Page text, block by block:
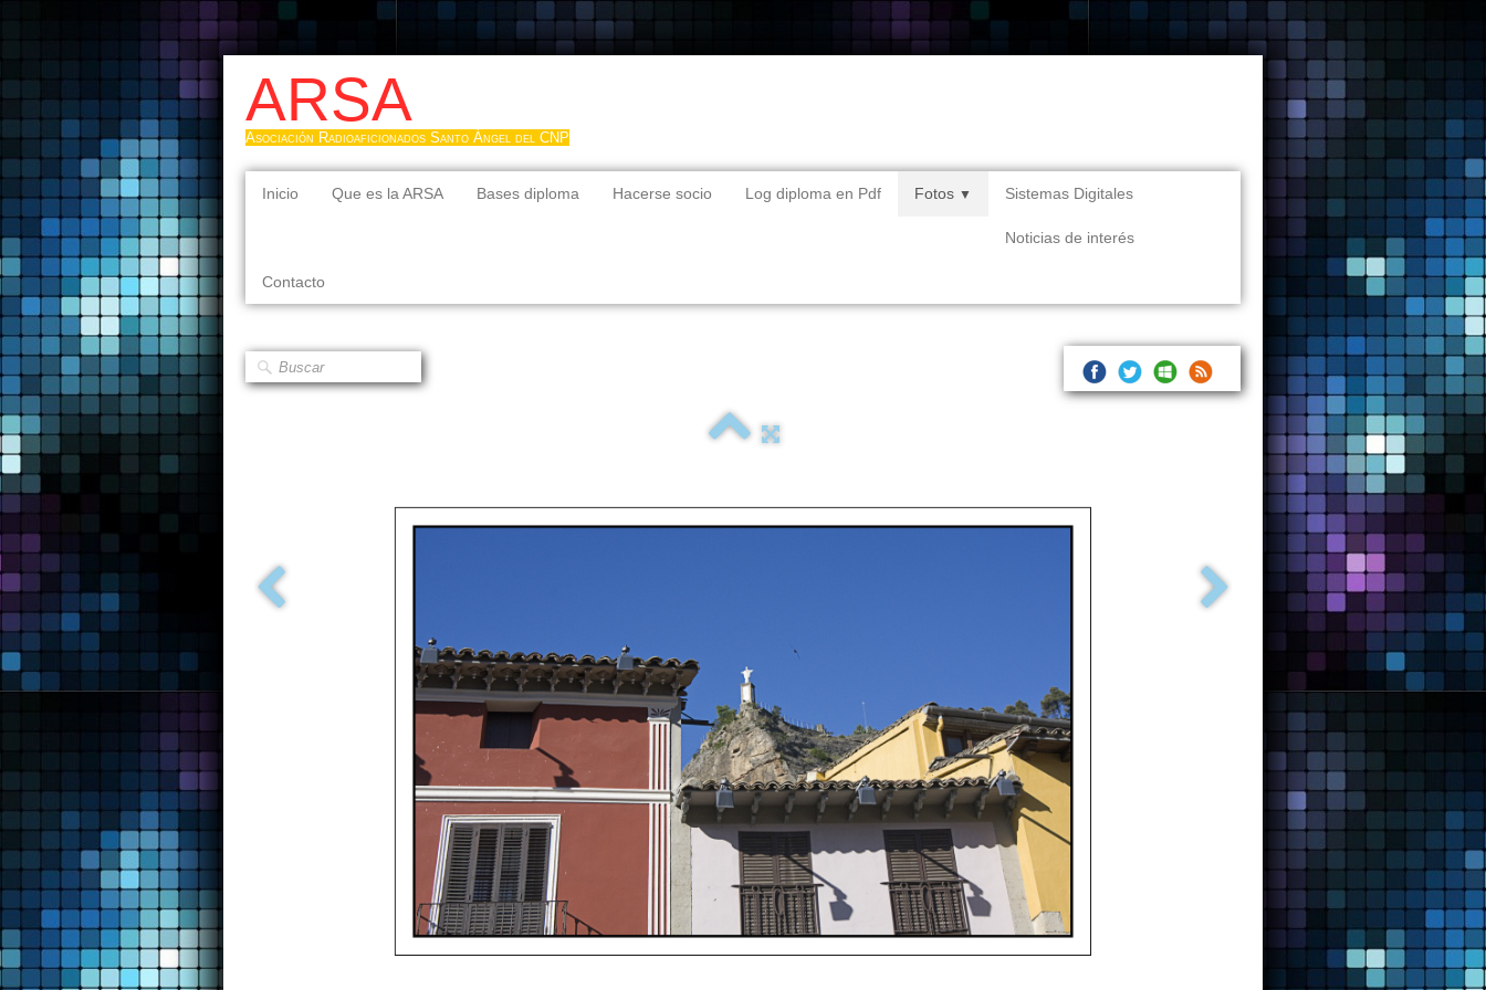
ARSA
Asociación Radioaficionados Santo Ángel del CNP
Inicio Que es la ARSA Bases diploma Hacerse socio Log diploma en Pdf Fotos ▼ Sistemas Digitales
Noticias de interés
Contacto